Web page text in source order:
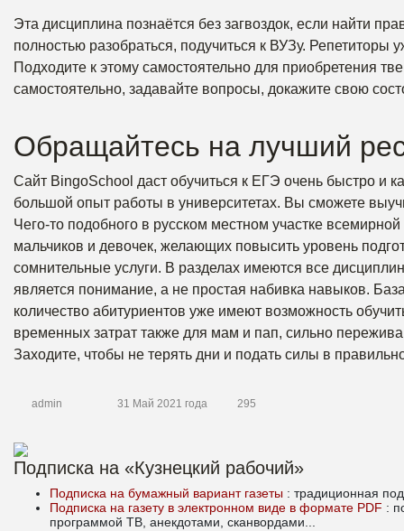
Эта дисциплина познаётся без загвоздок, если найти
полностью разобраться, подучиться к ВУЗу. Репетиторы
Подходите к этому самостоятельно для приобретения
самостоятельно, задавайте вопросы, докажите свою
Обращайтесь на лучший
Сайт BingoSchool даст обучиться к ЕГЭ очень быстро и
большой опыт работы в университетах. Вы сможете
Чего-то подобного в русском местном участке
мальчиков и девочек, желающих повысить уровень
сомнительные услуги. В разделах имеются все
является понимание, а не простая набивка навыков.
количество абитуриентов уже имеют возможность
временных затрат также для мам и пап, сильно
Заходите, чтобы не терять дни и подать силы в
admin 31 Май 2021 года 295
Подписка на «Кузнецкий рабочий»
Подписка на бумажный вариант газеты : традиционная
Подписка на газету в электронном виде в формате PDF :
программой ТВ, анекдотами, сканвордами...